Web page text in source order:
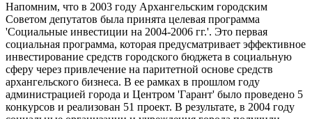
Напомним, что в 2003 году Архангельским городским
Советом депутатов была принята целевая программа
'Социальные инвестиции на 2004-2006 гг.'. Это первая
социальная программа, которая предусматривает эффективное
инвестирование средств городского бюджета в социальную
сферу через привлечение на паритетной основе средств
архангельского бизнеса. В ее рамках в прошлом году
администрацией города и Центром 'Гарант' было проведено 5
конкурсов и реализован 51 проект. В результате, в 2004 году